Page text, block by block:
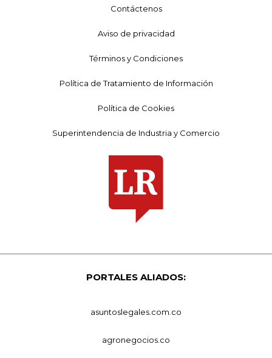
Contáctenos
Aviso de privacidad
Términos y Condiciones
Política de Tratamiento de Información
Política de Cookies
Superintendencia de Industria y Comercio
PORTALES ALIADOS:
asuntoslegales.com.co
agronegocios.co